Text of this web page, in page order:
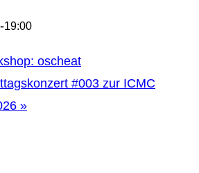
-19:00
oscheat
#003 zur ICMC
»